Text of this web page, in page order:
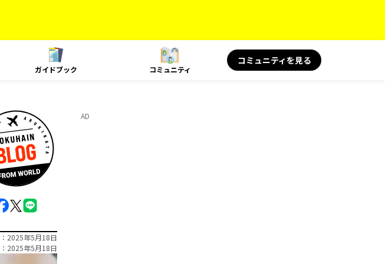
ガイドブック コミュニティ
コミュニティを見る
2025年5月18日
2025年5月18日
AD